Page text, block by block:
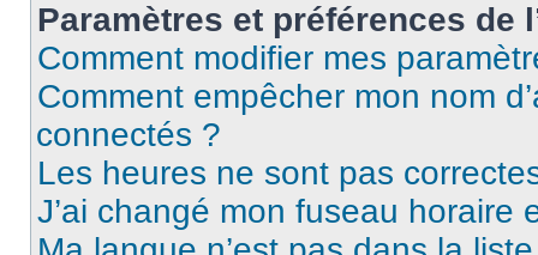
Paramètres et préférences de
Comment modifier mes
Comment empêcher mon nom
connectés ?
Les heures ne sont pas
J’ai changé mon fuseau horaire